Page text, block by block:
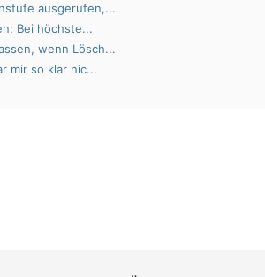
ausgerufen,...
Bei höchste...
wenn Lösch...
mir so klar nic...